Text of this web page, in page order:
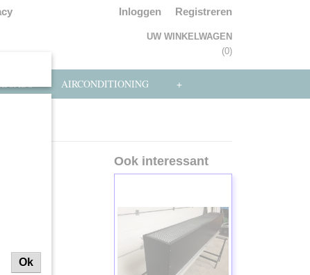
Inloggen Registreren
UW WINKELWAGEN
(0)
AIRCONDITIONING +
Ook interessant
Ok